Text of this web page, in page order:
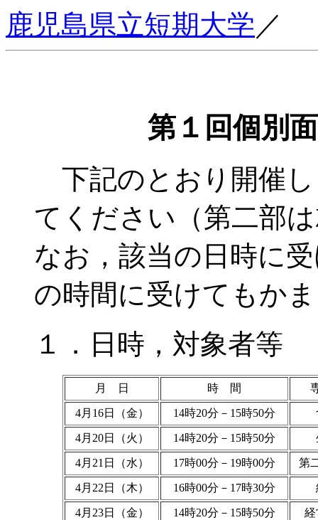
鹿児島県立短期大学 ／
第１回個別
下記のとおり開催
てください（第二部
なお，該当の日時に
の時間に受けてもか
１．日時，対象者等
月 日 時 間
4月16日（金） 14時20分－15時50分
4月20日（火） 14時20分－15時50分
4月21日（水） 17時00分－19時00分 第
4月22日（木） 16時00分－17時30分
4月23日（金） 14時20分－15時50分 経